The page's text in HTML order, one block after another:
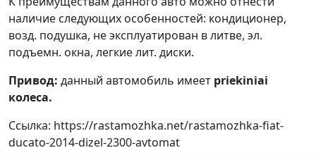
наличие следующих особенностей: кондиционер,
возд. подушка, не эксплуатирован в литве, эл.
подъемн. окна, легкие лит. диски.
Привод: данный автомобиль имеет priekiniai
колеса.
Ссылка: https://rastamozhka.net/rastamozhka-fiat-
ducato-2014-dizel-2300-avtomat